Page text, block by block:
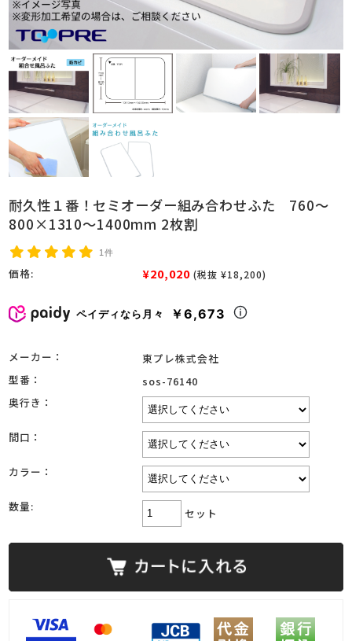
耐久性１番！セミオーダー組み合わせふた 760～
800×1310～1400mm 2枚割
1件
価格: ¥20,020 (税抜 ¥18,200)
ペイディなら月々 ￥6,673
メーカー：
東プレ株式会社
型番：
sos-76140
奥行き：
間口：
カラー：
数量: セット